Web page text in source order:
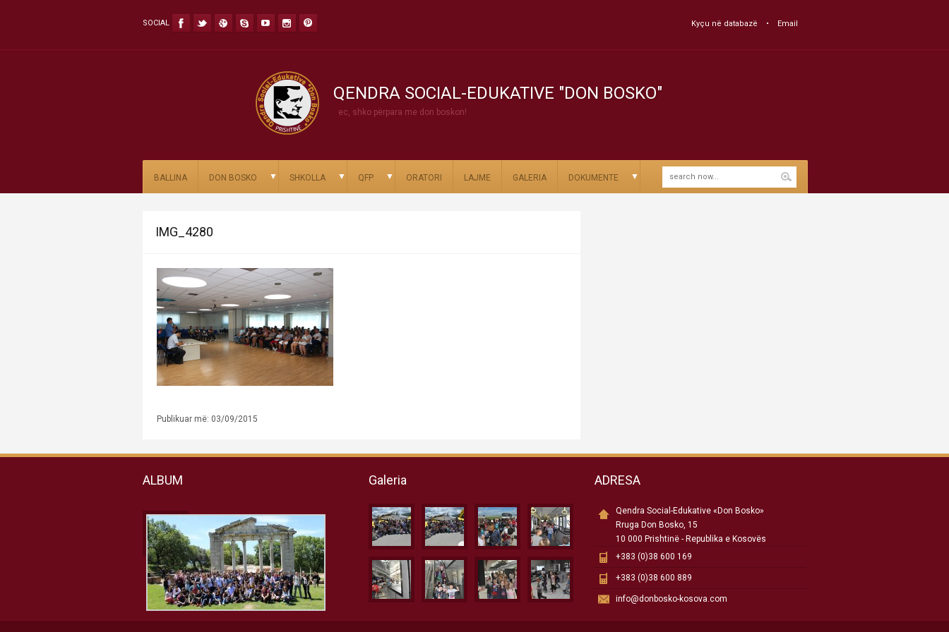
SOCIAL Kyçu në databazë Email
QENDRA SOCIAL-EDUKATIVE "DON BOSKO"
ec, shko përpara me don boskon!
BALLINA DON BOSKO ▼ SHKOLLA ▼ QFP ▼ ORATORI LAJME GALERIA DOKUMENTE ▼
IMG_4280
Publikuar më: 03/09/2015
ALBUM Galeria ADRESA
Qendra Social-Edukative «Don Bosko»
Rruga Don Bosko, 15
10 000 Prishtinë - Republika e Kosovës
+383 (0)38 600 169
+383 (0)38 600 889
info@donbosko-kosova.com